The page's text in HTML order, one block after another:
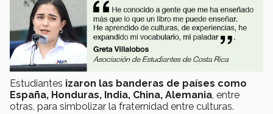
Estudiantes izaron las banderas de países como
España, Honduras, India, China, Alemania, entre
otras, para simbolizar la fraternidad entre culturas.